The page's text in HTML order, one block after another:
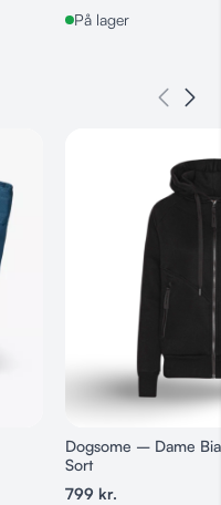
På lager
Dogsome – Dame
Sort
799 kr.